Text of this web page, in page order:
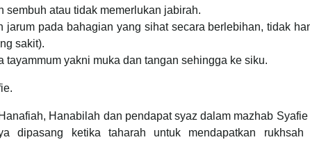
sembuh atau tidak memerlukan jabirah.
jarum pada bahagian yang sihat secara berlebihan, tidak
sakit).
tayammum yakni muka dan tangan sehingga ke siku.
Hanabilah dan pendapat syaz dalam mazhab Syafie
dipasang ketika taharah untuk mendapatkan rukhsah